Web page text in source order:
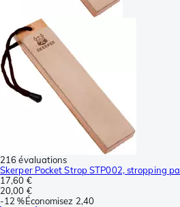
216 évaluations
Skerper Pocket Strop STP002, stropping
17,60 €
20,00 €
-12 %Économisez 2,40